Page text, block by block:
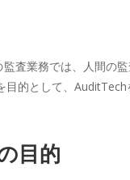
業務では、人間の
的として、
目的